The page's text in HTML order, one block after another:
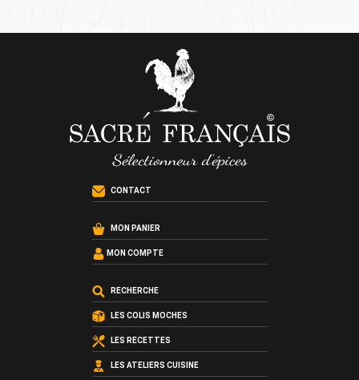
CONTACT
MON PANIER
MON COMPTE
RECHERCHE
LES COLIS MOCHES
LES RECETTES
LES ATELIERS CUISINE